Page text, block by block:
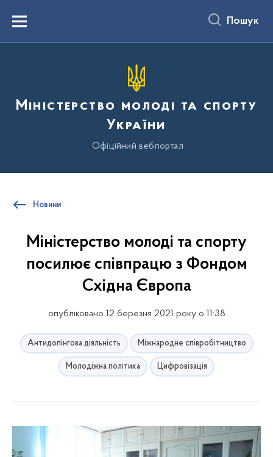
вмістуMenu Пошук
Міністерство молоді та спорту
України
Офіційний вебпортал
Новини
Міністерство молоді та спорту
посилює співпрацю з Фондом
Східна Європа
опубліковано 12 березня 2021 року о 11:38
Антидопінгова діяльність Міжнародне співробітництво
Молодіжна політика Цифровізація